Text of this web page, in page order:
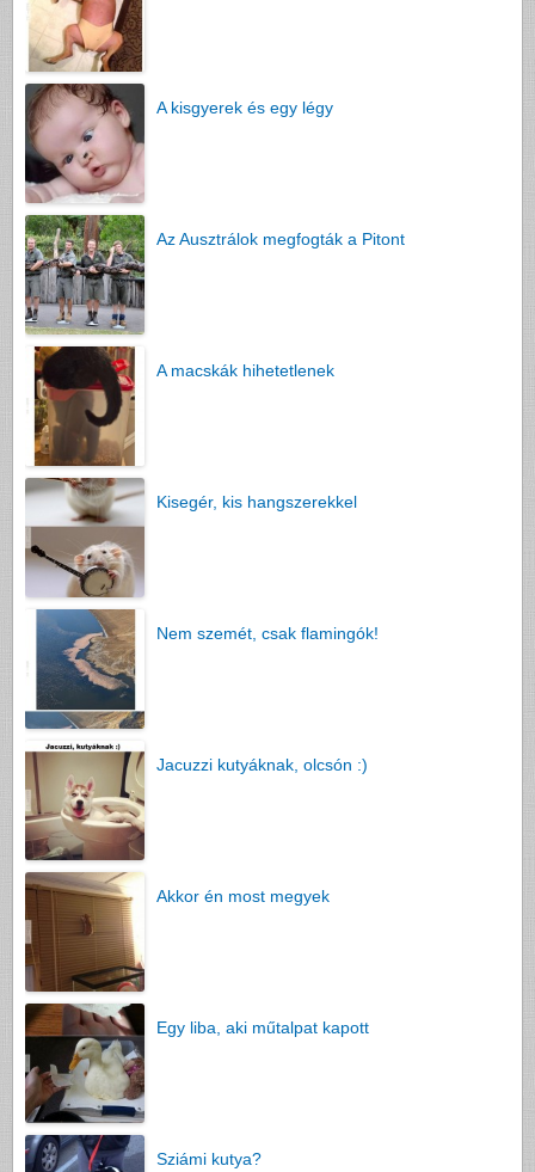
A kisgyerek és egy légy
Az Ausztrálok megfogták a Pitont
A macskák hihetetlenek
Kisegér, kis hangszerekkel
Nem szemét, csak flamingók!
Jacuzzi kutyáknak, olcsón :)
Akkor én most megyek
Egy liba, aki műtalpat kapott
Sziámi kutya?